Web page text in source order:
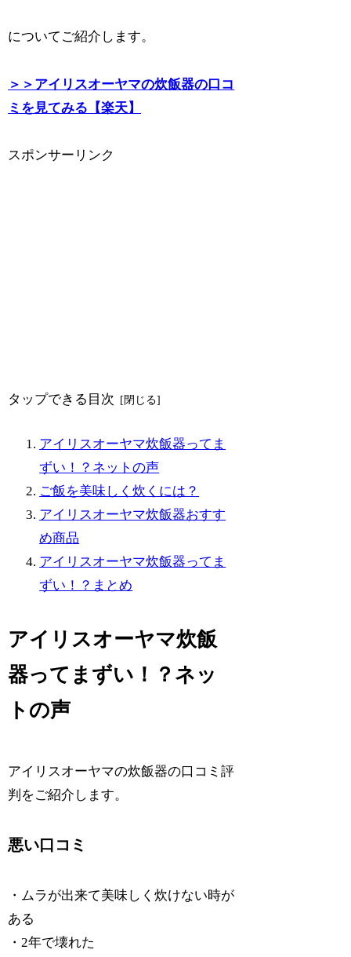
についてご紹介します。
＞＞アイリスオーヤマの炊飯器の口コ
ミを見てみる【楽天】
スポンサーリンク
タップできる目次
アイリスオーヤマ炊飯器ってま
ずい！？ネットの声
ご飯を美味しく炊くには？
アイリスオーヤマ炊飯器おすす
め商品
アイリスオーヤマ炊飯器ってま
ずい！？まとめ
アイリスオーヤマ炊飯
器ってまずい！？ネッ
トの声
アイリスオーヤマの炊飯器の口コミ評
判をご紹介します。
悪い口コミ
・ムラが出来て美味しく炊けない時が
ある
・2年で壊れた